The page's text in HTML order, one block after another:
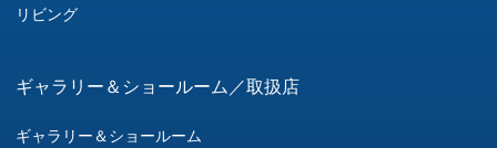
リビング
ギャラリー＆ショールーム／取扱店
ギャラリー＆ショールーム